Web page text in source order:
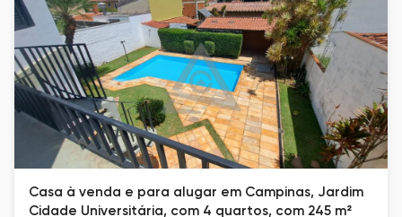
Casa à venda e para alugar em Campinas, Jardim
Cidade Universitária, com 4 quartos, com 245 m²